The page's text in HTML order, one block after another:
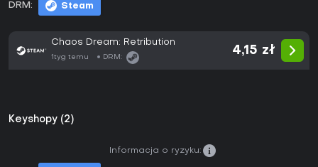
DRM: Steam
Chaos Dream: Retribution
1tyg temu DRM:
4,15 zł
Keyshopy (2)
Informacja o ryzyku: